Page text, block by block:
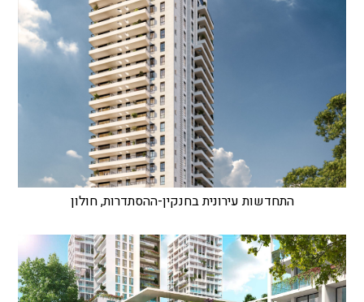
התחדשות עירונית בחנקין-ההסתדרות, חולון